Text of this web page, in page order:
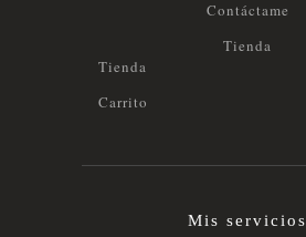
Contáctame
Tienda
Tienda
Carrito
Mis servicios